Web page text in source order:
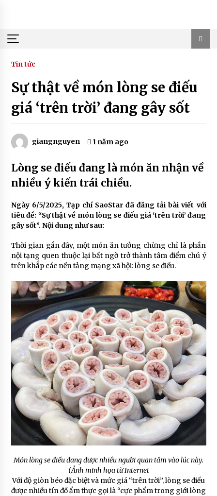
Tin tức
Sự thật về món lòng se điếu
giá ‘trên trời’ đang gây sốt
giangnguyen 1 năm ago
Lòng se điếu đang là món ăn nhận về
nhiều ý kiến trái chiều.
Ngày 6/5/2025, Tạp chí SaoStar đã đăng tải bài viết với
tiêu đề: “Sự thật về món lòng se điếu giá ‘trên trời’ đang
gây sốt”. Nội dung như sau:
Thời gian gần đây, một món ăn tưởng chừng chỉ là phần
nội tạng quen thuộc lại bất ngờ trở thành tâm điểm chú ý
trên khắp các nền tảng mạng xã hội: lòng se điếu.
Món lòng se điếu đang được nhiều người quan tâm vào lúc này.
(Ảnh minh họa từ Internet
Với độ giòn béo đặc biệt và mức giá “trên trời”, lòng se điếu
được nhiều tín đồ ẩm thực gọi là “cực phẩm trong giới lòng